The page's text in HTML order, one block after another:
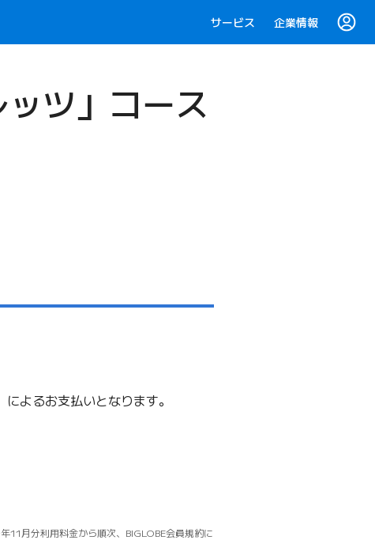
サービス 企業情報
ツ」コース
よるお支払いとなります。
11月分利用料金から順次、BIGLOBE会員規約に